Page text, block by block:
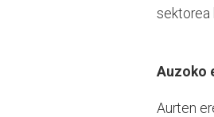
sektorea
Auzoko
Aurten